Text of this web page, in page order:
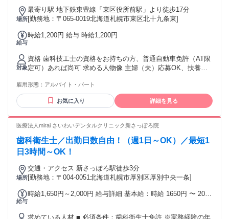
場所
最寄り駅 地下鉄東豊線「東区役所前駅」より徒歩17分
[勤務地：〒065-0019北海道札幌市東区北十九条東]
給与
時給1,200円 給与 時給1,200円
対象
資格 歯科技工士の資格をお持ちの方、普通自動車免許（AT限
定可）あれば尚可 求める人物像 主婦（夫）応募OK、扶養内
雇用形態： アルバイト・パート
お気に入り 詳細を見る
医療法人mirai さいわいデンタルクリニック新さっぽろ院
歯科衛生士／出勤日数自由！（週1日～OK）／最短1
日3時間～OK！
場所
交通・アクセス 新さっぽろ駅徒歩3分
[勤務地：〒004-0051北海道札幌市厚別区厚別中央一条]
給与
時給1,650円～2,000円 給与詳細 基本給：時給 1650円 〜 2000
求めている人材 ■ 必須条件：歯科衛生士免許 ※実務経験の年